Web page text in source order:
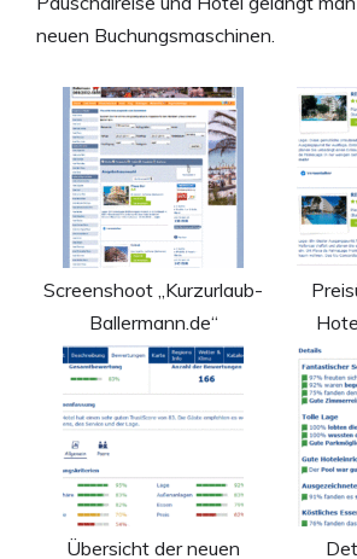
neuen Buchungsmaschinen.
Screenshoot „Kurzurlaub-
Ballermann.de“
Übersicht der neuen